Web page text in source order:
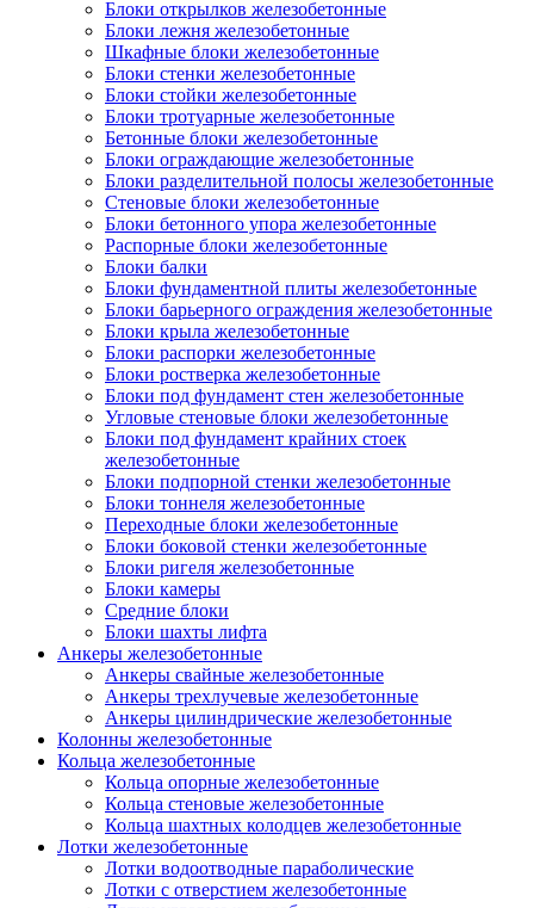
Блоки открылков железобетонные
Блоки лежня железобетонные
Шкафные блоки железобетонные
Блоки стенки железобетонные
Блоки стойки железобетонные
Блоки тротуарные железобетонные
Бетонные блоки железобетонные
Блоки ограждающие железобетонные
Блоки разделительной полосы железобетонные
Стеновые блоки железобетонные
Блоки бетонного упора железобетонные
Распорные блоки железобетонные
Блоки балки
Блоки фундаментной плиты железобетонные
Блоки барьерного ограждения железобетонные
Блоки крыла железобетонные
Блоки распорки железобетонные
Блоки ростверка железобетонные
Блоки под фундамент стен железобетонные
Угловые стеновые блоки железобетонные
Блоки под фундамент крайних стоек
железобетонные
Блоки подпорной стенки железобетонные
Блоки тоннеля железобетонные
Переходные блоки железобетонные
Блоки боковой стенки железобетонные
Блоки ригеля железобетонные
Блоки камеры
Средние блоки
Блоки шахты лифта
Анкеры железобетонные
Анкеры свайные железобетонные
Анкеры трехлучевые железобетонные
Анкеры цилиндрические железобетонные
Колонны железобетонные
Кольца железобетонные
Кольца опорные железобетонные
Кольца стеновые железобетонные
Кольца шахтных колодцев железобетонные
Лотки железобетонные
Лотки водоотводные параболические
Лотки с отверстием железобетонные